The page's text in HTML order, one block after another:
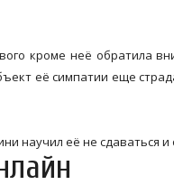
кроме неё обратила
её симпатии еще
научил её не сдаваться и